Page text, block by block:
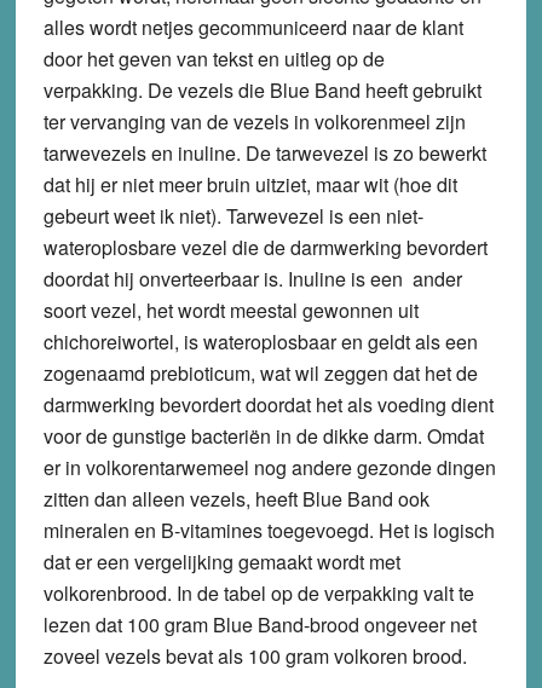
alles wordt netjes gecommuniceerd naar de klant
door het geven van tekst en uitleg op de
verpakking. De vezels die Blue Band heeft gebruikt
ter vervanging van de vezels in volkorenmeel zijn
tarwevezels en inuline. De tarwevezel is zo bewerkt
dat hij er niet meer bruin uitziet, maar wit (hoe dit
gebeurt weet ik niet). Tarwevezel is een niet-
wateroplosbare vezel die de darmwerking bevordert
doordat hij onverteerbaar is. Inuline is een ander
soort vezel, het wordt meestal gewonnen uit
chichoreiwortel, is wateroplosbaar en geldt als een
zogenaamd prebioticum, wat wil zeggen dat het de
darmwerking bevordert doordat het als voeding dient
voor de gunstige bacteriën in de dikke darm. Omdat
er in volkorentarwemeel nog andere gezonde dingen
zitten dan alleen vezels, heeft Blue Band ook
mineralen en B-vitamines toegevoegd. Het is logisch
dat er een vergelijking gemaakt wordt met
volkorenbrood. In de tabel op de verpakking valt te
lezen dat 100 gram Blue Band-brood ongeveer net
zoveel vezels bevat als 100 gram volkoren brood.